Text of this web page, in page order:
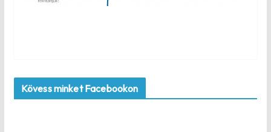
Kövess minket Facebookon